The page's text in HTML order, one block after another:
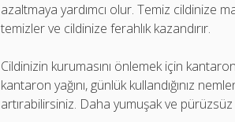
azaltmaya yardımcı olur. Temiz cildinize
temizler ve cildinize ferahlık kazandırır.
Cildinizin kurumasını önlemek için
kantaron yağını, günlük kullandığınız
artırabilirsiniz. Daha yumuşak ve